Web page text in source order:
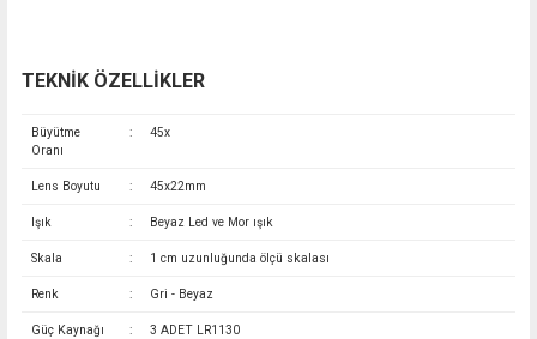
TEKNİK ÖZELLİKLER
Büyütme
Oranı
: 45x
Lens Boyutu : 45x22mm
Işık : Beyaz Led ve Mor ışık
Skala : 1 cm uzunluğunda ölçü skalası
Renk : Gri - Beyaz
Güç Kaynağı : 3 ADET LR1130